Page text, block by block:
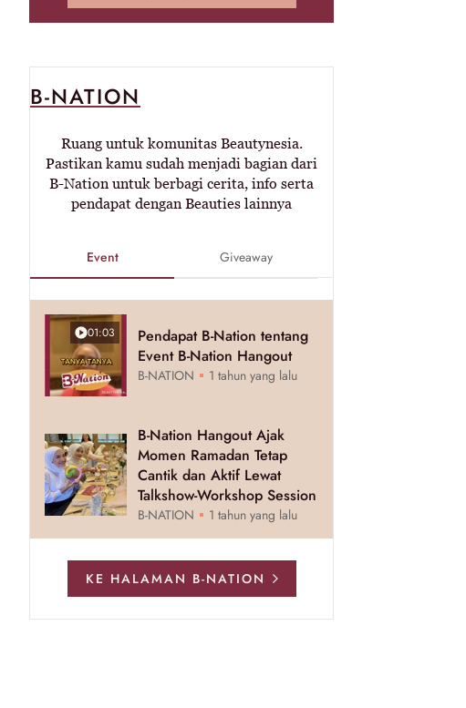
B-NATION
Ruang untuk komunitas Beautynesia.
Pastikan kamu sudah menjadi bagian dari
B-Nation untuk berbagi cerita, info serta
pendapat dengan Beauties lainnya
Event Giveaway
01:03
Pendapat B-Nation tentang
Event B-Nation Hangout
B-NATION 1 tahun yang lalu
B-Nation Hangout Ajak
Momen Ramadan Tetap
Cantik dan Aktif Lewat
Talkshow-Workshop Session
B-NATION 1 tahun yang lalu
KE HALAMAN B-NATION